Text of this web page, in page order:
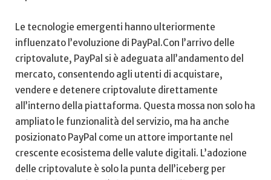
Le tecnologie ⁢emergenti hanno ulteriormente
influenzato l’evoluzione ⁣di ⁢PayPal.Con ⁣l’arrivo‌ delle
criptovalute, PayPal si è adeguata all’andamento del
mercato, consentendo agli utenti di ⁢acquistare,‌
vendere e detenere criptovalute direttamente
all’interno⁣ della piattaforma. Questa mossa non​ solo ha
ampliato le funzionalità del servizio,​ ma ha anche
posizionato PayPal come un attore importante⁤ nel
crescente ecosistema delle ⁣valute digitali. L’adozione
⁣delle criptovalute ‌è solo la punta dell’iceberg per‍